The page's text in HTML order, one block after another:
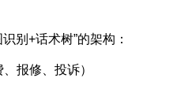
别+话术树”的架构：
报修、投诉）